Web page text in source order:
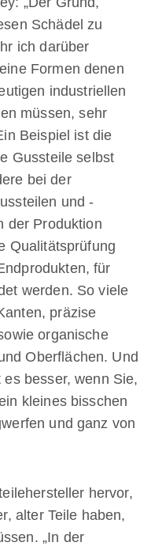
Schädel zu
ich darüber
Formen denen
industriellen
müssen, sehr
Beispiel ist die
Gussteile selbst
bei der
und -
der Produktion
Qualitätsprüfung
für
werden. So viele
präzise
organische
Oberflächen. Und
besser, wenn Sie,
kleines bisschen
und ganz von
hervor,
alter Teile haben,
„In der